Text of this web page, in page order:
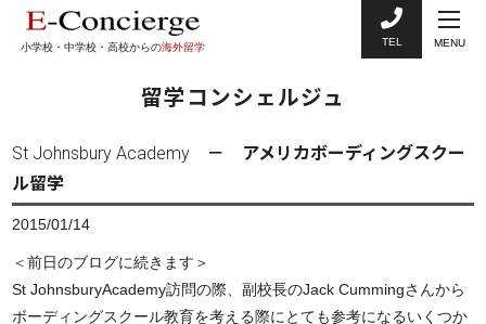
小学校・中学校・高校からの海外留学 TEL MENU
留学コンシェルジュ
St Johnsbury Academy － アメリカボーディングスクー
ル留学
2015/01/14
＜前日のブログに続きます＞
St JohnsburyAcademy訪問の際、副校長のJack Cummingさんから
ボーディングスクール教育を考える際にとても参考になるいくつか